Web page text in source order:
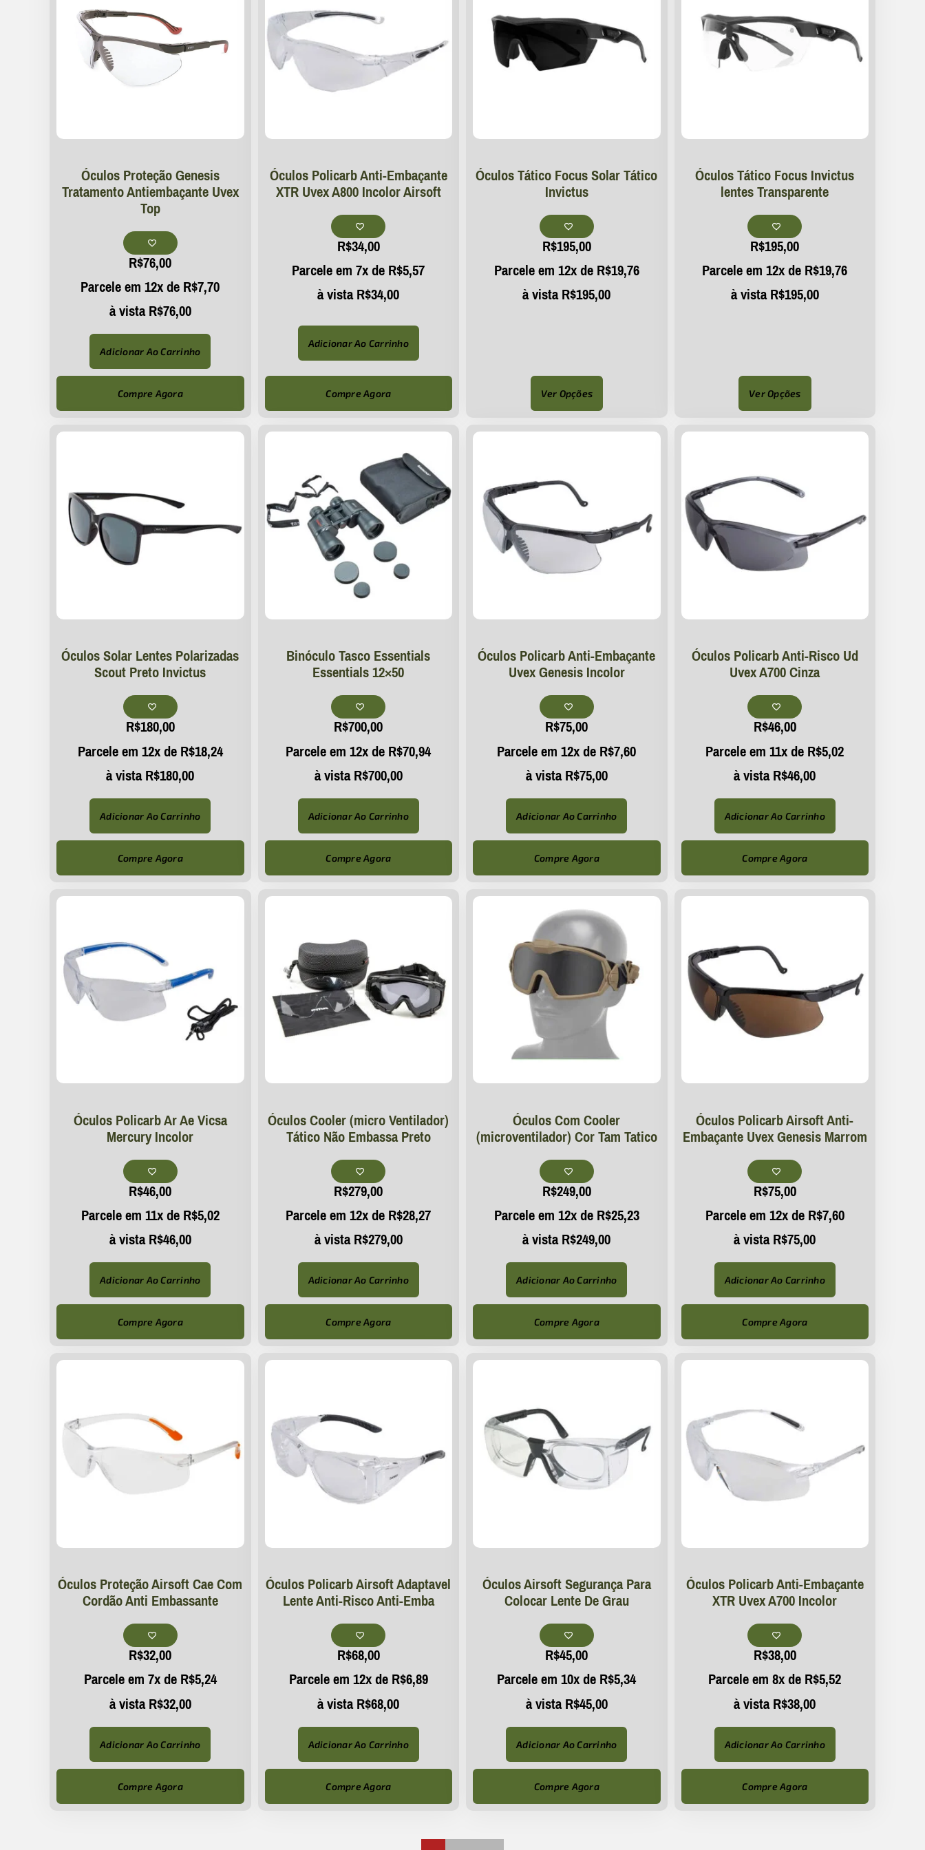
Óculos Proteção Genesis
Tratamento Antiembaçante Uvex
Top
R$76,00
Parcele em 12x deR$7,70
à vistaR$76,00
Adicionar Ao Carrinho
Compre Agora
Óculos Policarb Anti-Embaçante
XTR Uvex A800 Incolor Airsoft
R$34,00
Parcele em 7x deR$5,57
à vistaR$34,00
Adicionar Ao Carrinho
Compre Agora
Óculos Tático Focus Solar Tático
Invictus
R$195,00
Parcele em 12x deR$19,76
à vistaR$195,00
Ver Opções
Óculos Tático Focus Invictus
lentes Transparente
R$195,00
Parcele em 12x deR$19,76
à vistaR$195,00
Ver Opções
Óculos Solar Lentes Polarizadas
Scout Preto Invictus
R$180,00
Parcele em 12x deR$18,24
à vistaR$180,00
Adicionar Ao Carrinho
Compre Agora
Binóculo Tasco Essentials
Essentials 12×50
R$700,00
Parcele em 12x deR$70,94
à vistaR$700,00
Adicionar Ao Carrinho
Compre Agora
Óculos Policarb Anti-Embaçante
Uvex Genesis Incolor
R$75,00
Parcele em 12x deR$7,60
à vistaR$75,00
Adicionar Ao Carrinho
Compre Agora
Óculos Policarb Anti-Risco Ud
Uvex A700 Cinza
R$46,00
Parcele em 11x deR$5,02
à vistaR$46,00
Adicionar Ao Carrinho
Compre Agora
Óculos Policarb Ar Ae Vicsa
Mercury Incolor
R$46,00
Parcele em 11x deR$5,02
à vistaR$46,00
Adicionar Ao Carrinho
Compre Agora
Óculos Cooler (micro Ventilador)
Tático Não Embassa Preto
R$279,00
Parcele em 12x deR$28,27
à vistaR$279,00
Adicionar Ao Carrinho
Compre Agora
Óculos Com Cooler
(microventilador) Cor Tam Tatico
R$249,00
Parcele em 12x deR$25,23
à vistaR$249,00
Adicionar Ao Carrinho
Compre Agora
Óculos Policarb Airsoft Anti-
Embaçante Uvex Genesis Marrom
R$75,00
Parcele em 12x deR$7,60
à vistaR$75,00
Adicionar Ao Carrinho
Compre Agora
Óculos Proteção Airsoft Cae Com
Cordão Anti Embassante
R$32,00
Parcele em 7x deR$5,24
à vistaR$32,00
Adicionar Ao Carrinho
Compre Agora
Óculos Policarb Airsoft Adaptavel
Lente Anti-Risco Anti-Emba
R$68,00
Parcele em 12x deR$6,89
à vistaR$68,00
Adicionar Ao Carrinho
Compre Agora
Óculos Airsoft Segurança Para
Colocar Lente De Grau
R$45,00
Parcele em 10x deR$5,34
à vistaR$45,00
Adicionar Ao Carrinho
Compre Agora
Óculos Policarb Anti-Embaçante
XTR Uvex A700 Incolor
R$38,00
Parcele em 8x deR$5,52
à vistaR$38,00
Adicionar Ao Carrinho
Compre Agora